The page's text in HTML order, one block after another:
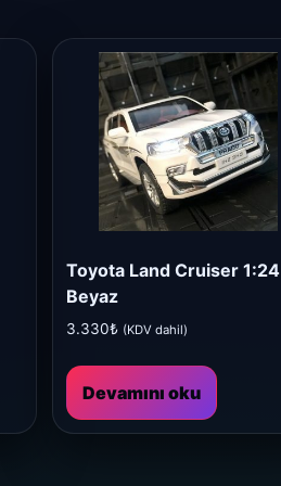
Toyota Land Cruiser 1:24
Beyaz
3.330₺ (KDV dahil)
Devamını oku